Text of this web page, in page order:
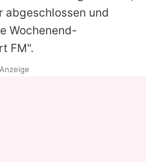
abgeschlossen und
Wochenend-
FM".
Anzeige